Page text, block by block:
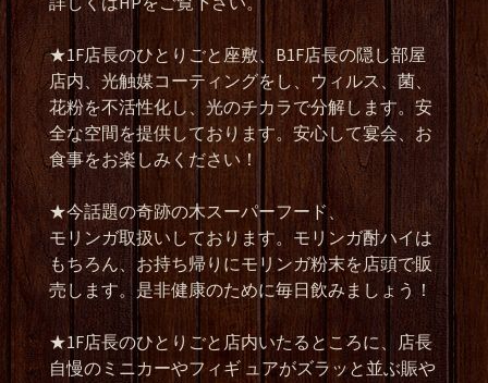
★1F店長のひとりごと座敷、B1F店長の隠し部屋
店内、光触媒コーティングをし、ウィルス、菌、
花粉を不活性化し、光のチカラで分解します。安
全な空間を提供しております。安心して宴会、お
食事をお楽しみください！
★今話題の奇跡の木スーパーフード、
モリンガ取扱いしております。モリンガ酎ハイは
もちろん、お持ち帰りにモリンガ粉末を店頭で販
売します。是非健康のために毎日飲みましょう！
★1F店長のひとりごと店内いたるところに、店長
自慢のミニカーやフィギ ュアがズラッと並ぶ賑や